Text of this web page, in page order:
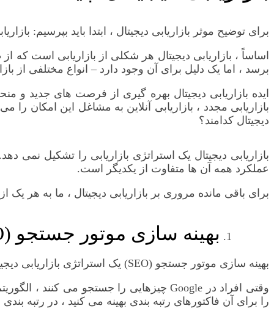
برای توضیح موثر بازاریابی دیجیتال ، ابتدا باید بپرسیم:
اساساً ، بازاریابی دیجیتال هر شکلی از بازاریابی است
برسد ، اما یک دلیل برای آن وجود دارد – انواع مختلفی از
ایده بازاریابی دیجیتال بهره گیری از فرصت های جدید و
بازاریابی مجدد ، بازاریابی آنلاین به مشاغل این امکان
دیجیتال کدامند؟
بازاریابی دیجیتال یک استراتژی بازاریابی را تشکیل نمی
عملکرد همه آن ها متفاوت از یکدیگر است.
برای باقی مانده مروری بر بازاریابی دیجیتال ، ما به هر
بهینه سازی موتور جستجو (SEO)
بهینه سازی موتور جستجو (SEO) یک استراتژی بازاریابی دیجیتال است که شامل بهینه سازی محتوای وب شما برای رتبه بندی در نتایج جستجوی Google است.
را برای آن فاکتورهای رتبه بندی بهینه می کنید ، در رتبه